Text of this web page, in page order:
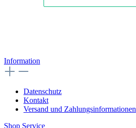
Information
Datenschutz
Kontakt
Versand und Zahlungsinformationen
Shop Service